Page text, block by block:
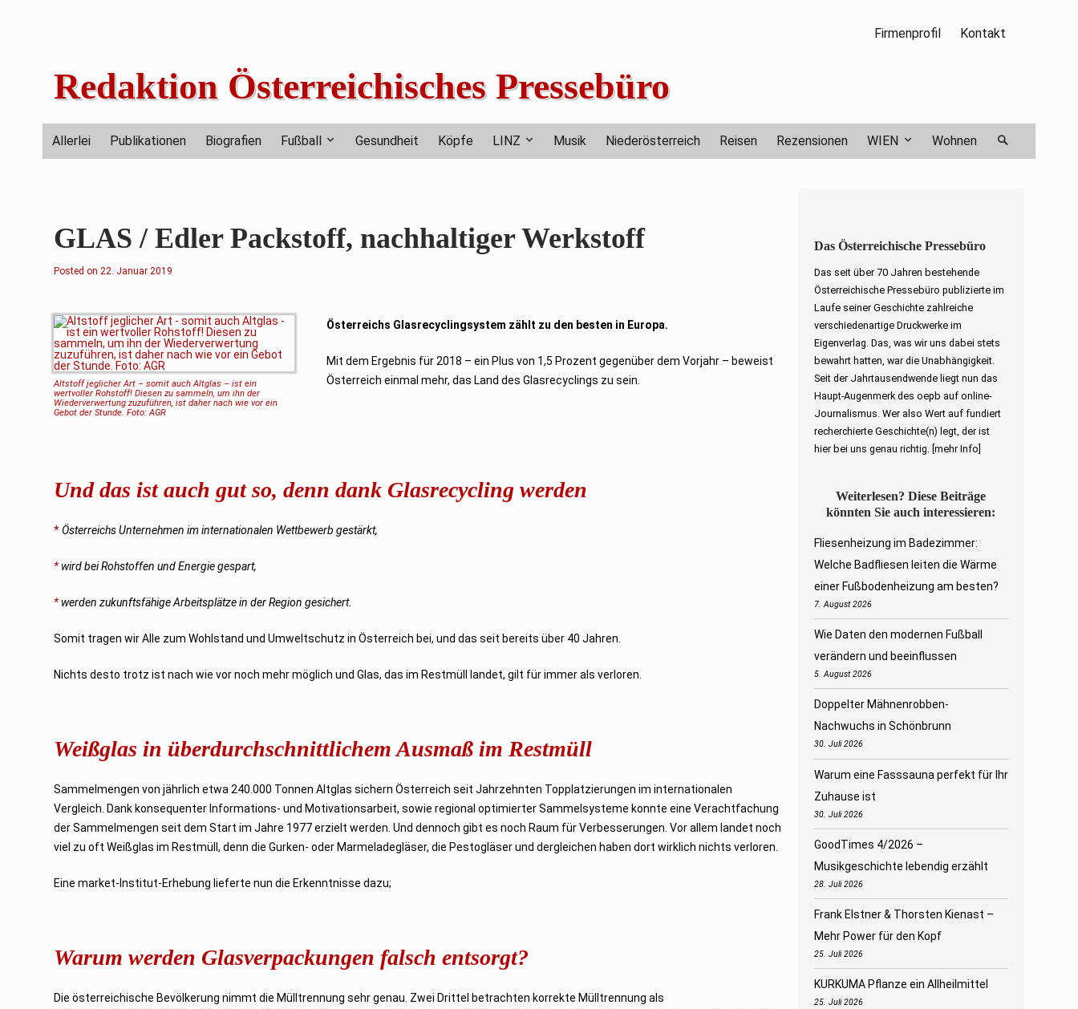
Firmenprofil Kontakt
Redaktion Österreichisches Pressebüro
Allerlei Publikationen Biografien Fußball Gesundheit Köpfe LINZ Musik Niederösterreich Reisen Rezensionen WIEN Wohnen
GLAS / Edler Packstoff, nachhaltiger Werkstoff
Posted on 22. Januar 2019
Altstoff jeglicher Art – somit auch Altglas – ist ein
wertvoller Rohstoff! Diesen zu sammeln, um ihn der
Wiederverwertung zuzuführen, ist daher nach wie vor ein
Gebot der Stunde. Foto: AGR
Österreichs Glasrecyclingsystem zählt zu den besten in Europa.
Mit dem Ergebnis für 2018 – ein Plus von 1,5 Prozent gegenüber dem Vorjahr – beweist
Österreich einmal mehr, das Land des Glasrecyclings zu sein.
Und das ist auch gut so, denn dank Glasrecycling werden
* Österreichs Unternehmen im internationalen Wettbewerb gestärkt,
*wird bei Rohstoffen und Energie gespart,
*werden zukunftsfähige Arbeitsplätze in der Region gesichert.
Somit tragen wir Alle zum Wohlstand und Umweltschutz in Österreich bei, und das seit bereits über 40 Jahren.
Nichts desto trotz ist nach wie vor noch mehr möglich und Glas, das im Restmüll landet, gilt für immer als verloren.
Weißglas in überdurchschnittlichem Ausmaß im Restmüll
Sammelmengen von jährlich etwa 240.000 Tonnen Altglas sichern Österreich seit Jahrzehnten Topplatzierungen im internationalen
Vergleich. Dank konsequenter Informations- und Motivationsarbeit, sowie regional optimierter Sammelsysteme konnte eine Verachtfachung
der Sammelmengen seit dem Start im Jahre 1977 erzielt werden. Und dennoch gibt es noch Raum für Verbesserungen. Vor allem landet noch
viel zu oft Weißglas im Restmüll, denn die Gurken- oder Marmeladegläser, die Pestogläser und dergleichen haben dort wirklich nichts verloren.
Eine market-Institut-Erhebung lieferte nun die Erkenntnisse dazu;
Warum werden Glasverpackungen falsch entsorgt?
Die österreichische Bevölkerung nimmt die Mülltrennung sehr genau. Zwei Drittel betrachten korrekte Mülltrennung als
Das Österreichische Pressebüro
Das seit über 70 Jahren bestehende
Österreichische Pressebüro publizierte im
Laufe seiner Geschichte zahlreiche
verschiedenartige Druckwerke im
Eigenverlag. Das, was wir uns dabei stets
bewahrt hatten, war die Unabhängigkeit.
Seit der Jahrtausendwende liegt nun das
Haupt-Augenmerk des oepb auf online-
Journalismus. Wer also Wert auf fundiert
recherchierte Geschichte(n) legt, der ist
hier bei uns genau richtig. [mehr Info]
Weiterlesen? Diese Beiträge
könnten Sie auch interessieren:
Fliesenheizung im Badezimmer:
Welche Badfliesen leiten die Wärme
einer Fußbodenheizung am besten?
7. August 2026
Wie Daten den modernen Fußball
verändern und beeinflussen
5. August 2026
Doppelter Mähnenrobben-
Nachwuchs in Schönbrunn
30. Juli 2026
Warum eine Fasssauna perfekt für Ihr
Zuhause ist
30. Juli 2026
GoodTimes 4/2026 –
Musikgeschichte lebendig erzählt
28. Juli 2026
Frank Elstner & Thorsten Kienast –
Mehr Power für den Kopf
25. Juli 2026
KURKUMA Pflanze ein Allheilmittel
25. Juli 2026